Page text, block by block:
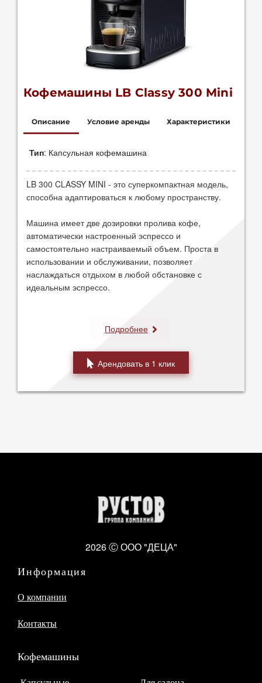
Кофемашины LB Classy 300 Mini
Описание Условие аренды Характеристики
Тип: Капсульная кофемашина
LB 300 CLASSY MINI - это суперкомпактная модель,
способна адаптироваться к любому пространству.
Машина имеет две дозировки пролива кофе,
автоматически настроенный эспрессо и
самостоятельно настраиваемый объем. Проста в
использовании и обслуживании, позволяет
наслаждаться отдыхом в любой обстановке с
идеальным эспрессо.
Цена 0 руб./меспри покупке
Для салона, Для дома, Для выставки, Для
офиса
Ширина: 165 мм
Глубина: 295 мм
Вес: 4,4 кг
Время запуска машины: 28 сек
Регулируемая по высоте решетка для чашки
Работает только с капсулами Lavazza Blue
Полуавтоматический выброс использованных капсул
Емкость контейнера для использованных капсул: 5
Подробнее
Арендовать в 1 клик
2026 Ⓒ ООО "ДЕЦА"
Информация
О компании
Контакты
Кофемашины